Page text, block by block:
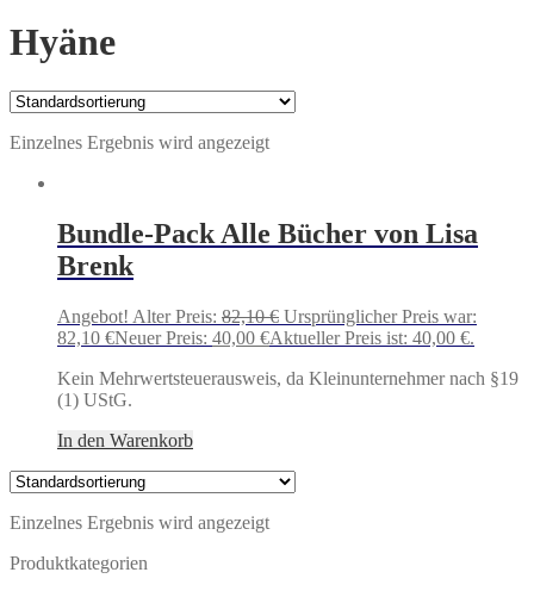
Hyäne
Einzelnes Ergebnis wird angezeigt
Bundle-Pack Alle Bücher von Lisa
Brenk
Angebot! Alter Preis: 82,10€ Ursprünglicher Preis war:
82,10 €Neuer Preis: 40,00 €Aktueller Preis ist: 40,00 €.
Kein Mehrwertsteuerausweis, da Kleinunternehmer nach §19
(1) UStG.
In den Warenkorb
Einzelnes Ergebnis wird angezeigt
Produktkategorien